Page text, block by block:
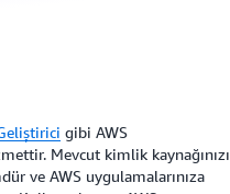
gibi AWS
Mevcut kimlik kaynağınızı
ve AWS uygulamalarınıza